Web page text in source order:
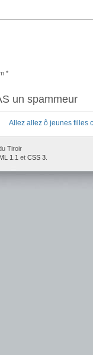
*
un spammeur
Allez allez ô jeunes filles
Tiroir
1.1 et CSS 3